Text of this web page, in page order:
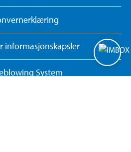
informasjonskapsler
System